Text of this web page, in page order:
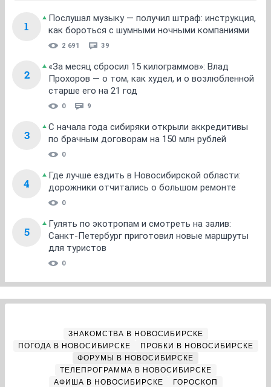
1
Послушал музыку — получил штраф: инструкция,
как бороться с шумными ночными компаниями
2 691 39
2
«За месяц сбросил 15 килограммов»: Влад
Прохоров — о том, как худел, и о возлюбленной
старше его на 21 год
0 9
3
С начала года сибиряки открыли аккредитивы
по брачным договорам на 150 млн рублей
0
4
Где лучше ездить в Новосибирской области:
дорожники отчитались о большом ремонте
0
5
Гулять по экотропам и смотреть на залив:
Санкт-Петербург приготовил новые маршруты
для туристов
0
ЗНАКОМСТВА В НОВОСИБИРСКЕ
ПОГОДА В НОВОСИБИРСКЕ
ПРОБКИ В НОВОСИБИРСКЕ
ФОРУМЫ В НОВОСИБИРСКЕ
ТЕЛЕПРОГРАММА В НОВОСИБИРСКЕ
АФИША В НОВОСИБИРСКЕ
ГОРОСКОП